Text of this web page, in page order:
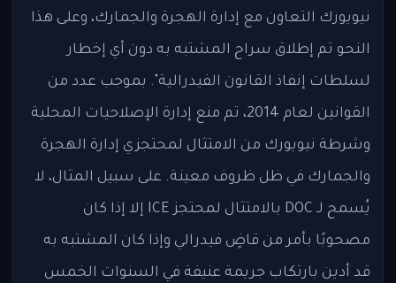
نيويورك التعاون مع إدارة الهجرة والجمارك، وعلى هذا
النحو تم إطلاق سراح المشتبه به دون أي إخطار
لسلطات إنفاذ القانون الفيدرالية". بموجب عدد من
القوانين لعام 2014، تم منع إدارة الإصلاحيات المحلية
وشرطة نيويورك من الامتثال لمحتجزي إدارة الهجرة
والجمارك في ظل ظروف معينة. على سبيل المثال، لا
يُسمح لـ DOC بالامتثال لمحتجز ICE إلا إذا كان
مصحوبًا بأمر من قاضٍ فيدرالي وإذا كان المشتبه به
قد أدين بارتكاب جريمة عنيفة في السنوات الخمس